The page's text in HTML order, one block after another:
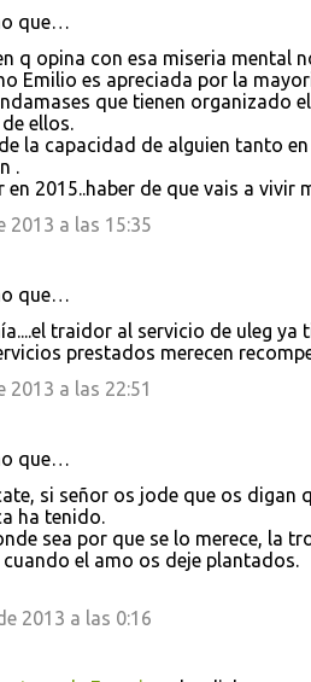
que…
q opina con esa miseria mental
Emilio es apreciada por la
que tienen organizado
ellos.
la capacidad de alguien tanto
.
en 2015..haber de que vais a vivir
2013 a las 15:35
que…
traidor al servicio de uleg
prestados merecen
2013 a las 22:51
que…
si señor os jode que os digan
ha tenido.
sea por que se lo merece, la
el amo os deje plantados.
2013 a las 0:16